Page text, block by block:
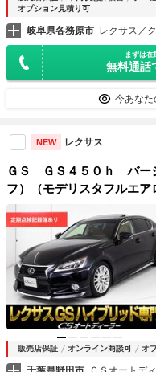
オプション見積り可
岐阜県各務原市 レクサス／
まずは
無料通話
今あなた
NEW レクサス
ＧＳ ＧＳ４５０ｈ バー
フ）（モデリスタフルエ
ーモニター） （ＨＵＤ
ッシュ）（本革）（電動シ
ＤＤナビ）
販売店保証 オンライン商談可 オ